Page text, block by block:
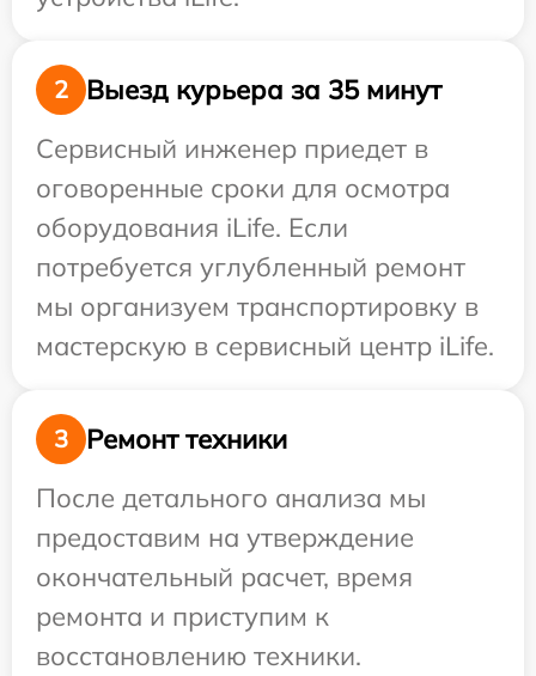
2
Выезд курьера за 35 минут
Сервисный инженер приедет в
оговоренные сроки для осмотра
оборудования iLife. Если
потребуется углубленный ремонт
мы организуем транспортировку в
мастерскую в сервисный центр iLife.
3
Ремонт техники
После детального анализа мы
предоставим на утверждение
окончательный расчет, время
ремонта и приступим к
восстановлению техники.